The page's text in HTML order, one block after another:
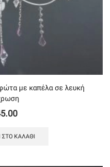
με καπέλα σε λευκή
ΚΑΛΆΘΙ